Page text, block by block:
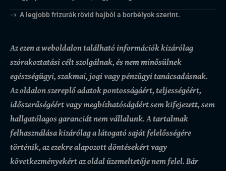
A legjobb frizurák rövid hajból a borbélyok szerint.
Az ezen a weboldalon található információk kizárólag
szórakoztatási célt szolgálnak, és nem minősülnek
egészségügyi, szakmai, jogi vagy pénzügyi tanácsadásnak.
Az oldalon szereplő adatok pontosságáért, teljességéért,
időszerűségéért vagy megbízhatóságáért sem kifejezett, sem
hallgatólagos garanciát nem vállalunk.A tartalmak
felhasználása kizárólag a látogató saját felelősségére
történik, az ezekre alapozott döntésekért vagy
következményekért az oldal üzemeltetője nem felel. Bár